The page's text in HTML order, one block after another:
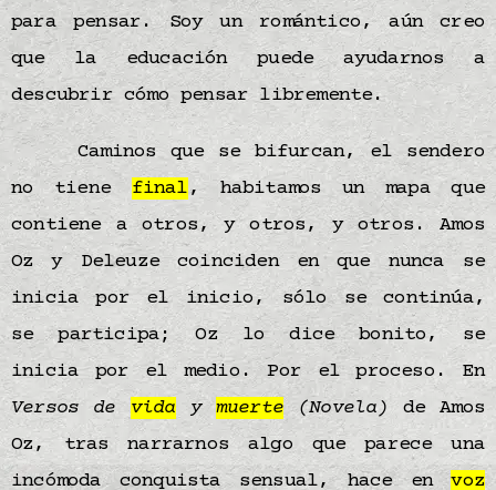
para pensar. Soy un romántico, aún creo
que la educación puede ayudarnos a
descubrir cómo pensar libremente.
Caminos que se bifurcan, el sendero
no tiene final, habitamos un mapa que
contiene a otros, y otros, y otros. Amos
Oz y Deleuze coinciden en que nunca se
inicia por el inicio, sólo se continúa,
se participa; Oz lo dice bonito, se
inicia por el medio. Por el proceso. En
Versos de vida ymuerte (Novela) de Amos
Oz, tras narrarnos algo que parece una
incómoda conquista sensual, hace envoz